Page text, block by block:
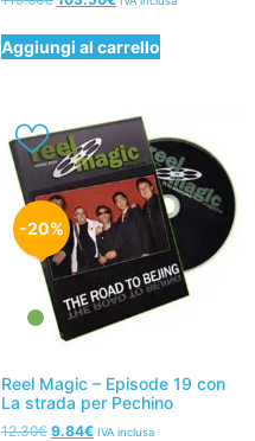
Aggiungi al carrello
-20%
Reel Magic – Episode 19 con
La strada per Pechino
12.30€ 9.84€ IVA inclusa